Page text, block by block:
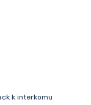
k interkomu